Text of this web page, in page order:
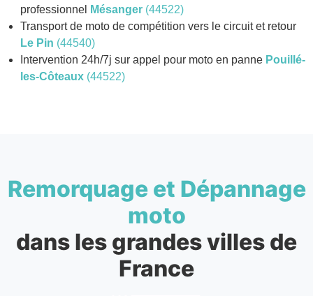
professionnel
Mésanger (44522)
Transport de moto de compétition vers le circuit et retour
Le Pin (44540)
Intervention 24h/7j sur appel pour moto en panne Pouillé-
les-Côteaux (44522)
Remorquage et Dépannage
moto
dans les grandes villes de
France